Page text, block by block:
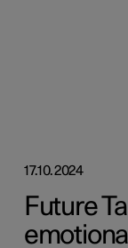
17.10.2024
Future